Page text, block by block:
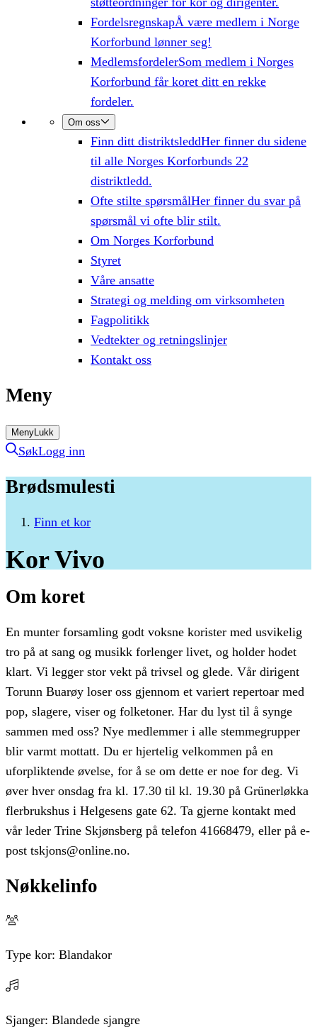
FordelsregnskapÅ være medlem i Norge
Korforbund lønner seg!
MedlemsfordelerSom medlem i Norges
Korforbund får koret ditt en rekke
fordeler.
Om oss
Finn ditt distriktsleddHer finner du sidene
til alle Norges Korforbunds 22
distriktledd.
Ofte stilte spørsmålHer finner du svar på
spørsmål vi ofte blir stilt.
Om Norges Korforbund
Styret
Våre ansatte
Strategi og melding om virksomheten
Fagpolitikk
Vedtekter og retningslinjer
Kontakt oss
Meny
MenyLukk
SøkLogg inn
Brødsmulesti
Finn et kor
KorVivo
Om koret
En munter forsamling godt voksne korister med usvikelig
tro på at sang og musikk forlenger livet, og holder hodet
klart. Vi legger stor vekt på trivsel og glede. Vår dirigent
Torunn Buarøy loser oss gjennom et variert repertoar med
pop, slagere, viser og folketoner. Har du lyst til å synge
sammen med oss? Nye medlemmer i alle stemmegrupper
blir varmt mottatt. Du er hjertelig velkommen på en
uforpliktende øvelse, for å se om dette er noe for deg. Vi
øver hver onsdag fra kl. 17.30 til kl. 19.30 på Grünerløkka
flerbrukshus i Helgesens gate 62. Ta gjerne kontakt med
vår leder Trine Skjønsberg på telefon 41668479, eller på e-
post tskjons@online.no.
Nøkkelinfo
Type kor: Blandakor
Sjanger: Blandede sjangre